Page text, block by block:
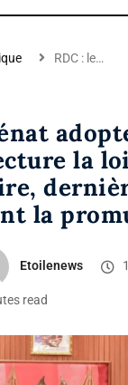
RDC : le…
la loi
la
Etoilenews
read